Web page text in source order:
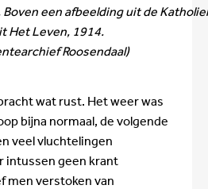
Boven een afbeelding uit de
Het Leven, 1914.
Roosendaal)
wat rust. Het weer was
bijna normaal, de volgende
veel vluchtelingen
intussen geen krant
men verstoken van